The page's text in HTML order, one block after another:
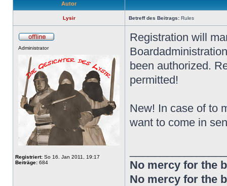
Autor
Lysir Betreff des Beitrags: Rules
Administrator
Registriert: So 16. Jan 2011, 19:17
Beiträge: 684
Registration will
been authorized.
permitted!
New! In case of to
want to come in
No mercy for the
No mercy for the